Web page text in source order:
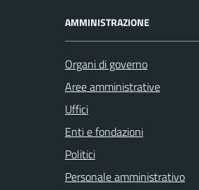
AMMINISTRAZIONE
Organi di governo
Aree amministrative
Uffici
Enti e fondazioni
Politici
Personale amministrativo